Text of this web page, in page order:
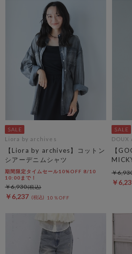
Liora by archives
【Liora by archives】コットン
シアーデニムシャツ
期間限定タイムセール10%OFF 8/10
10:00まで！
￥6,237 10％OFF
￥6,930
DOUX
【
￥
￥